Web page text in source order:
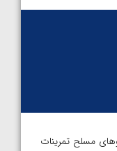
مسلح تمرینات